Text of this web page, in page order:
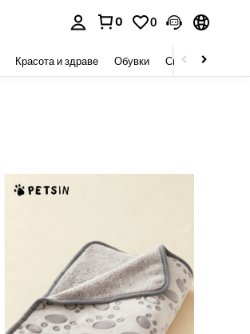
0 0
Красота и здраве Обувки Спорт И На